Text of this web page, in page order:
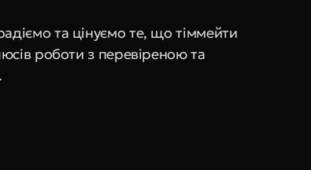
та цінуємо те, що тіммейти
роботи з перевіреною та